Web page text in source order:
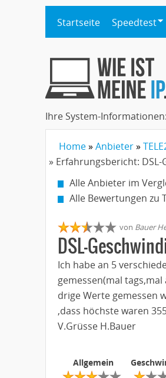
Startseite Speedtest
Ihre System-Informationen:
Home Anbieter
» Erfahrungsbericht:
Alle Anbieter im
Alle Bewertungen zu
von Bauer
DSL-
Ich habe an 5
gemessen(mal
drige Werte gemessen
,dass höchste waren
V.Grüsse H.Bauer
Allgemein